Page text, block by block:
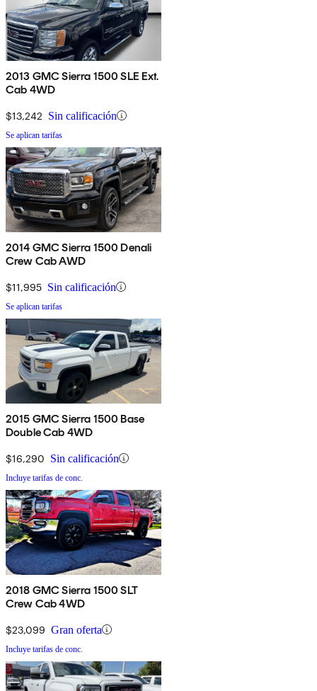
2013 GMC Sierra 1500 SLE Ext.
Cab 4WD
$13,242 Sin calificación
Se aplican tarifas
2014 GMC Sierra 1500 Denali
Crew Cab AWD
$11,995 Sin calificación
Se aplican tarifas
2015 GMC Sierra 1500 Base
Double Cab 4WD
$16,290 Sin calificación
Incluye tarifas de conc.
2018 GMC Sierra 1500 SLT
Crew Cab 4WD
$23,099 Gran oferta
Incluye tarifas de conc.